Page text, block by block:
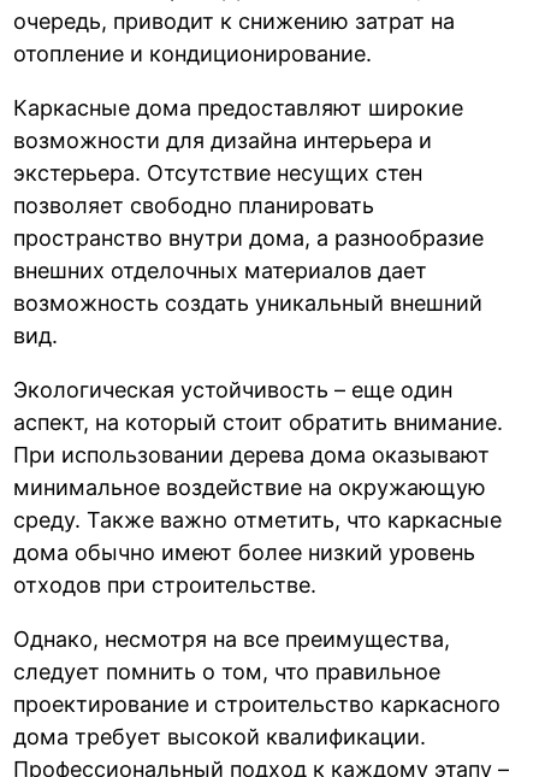
очередь, приводит к снижению затрат на
отопление и кондиционирование.
Каркасные дома предоставляют широкие
возможности для дизайна интерьера и
экстерьера. Отсутствие несущих стен
позволяет свободно планировать
пространство внутри дома, а разнообразие
внешних отделочных материалов дает
возможность создать уникальный внешний
вид.
Экологическая устойчивость – еще один
аспект, на который стоит обратить внимание.
При использовании дерева дома оказывают
минимальное воздействие на окружающую
среду. Также важно отметить, что каркасные
дома обычно имеют более низкий уровень
отходов при строительстве.
Однако, несмотря на все преимущества,
следует помнить о том, что правильное
проектирование и строительство каркасного
дома требует высокой квалификации.
Профессиональный подход к каждому этапу –